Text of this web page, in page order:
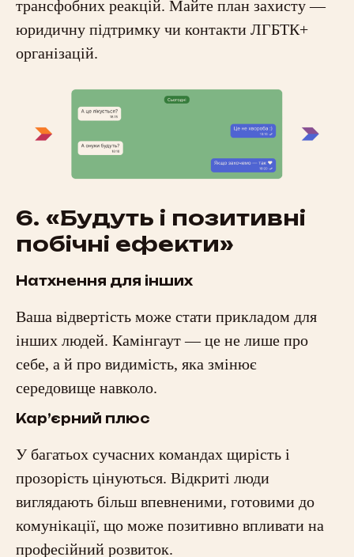
трансфобних реакцій. Майте план захисту —
юридичну підтримку чи контакти ЛГБТК+
організацій.
6. «Будуть і позитивні
побічні ефекти»
Натхнення для інших
Ваша відвертість може стати прикладом для
інших людей. Камінгаут — це не лише про
себе, а й про видимість, яка змінює
середовище навколо.
Кар’єрний плюс
У багатьох сучасних командах щирість і
прозорість цінуються. Відкриті люди
виглядають більш впевненими, готовими до
комунікації, що може позитивно впливати на
професійний розвиток.